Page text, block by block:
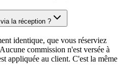
la réception ?
identique, que vous réserviez
commission n'est versée à
appliquée au client. C'est la même